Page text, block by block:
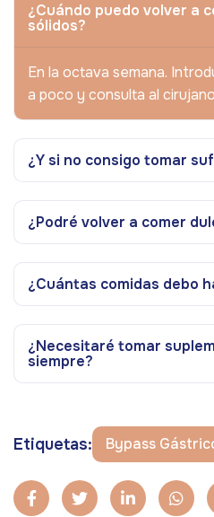
¿Cuándo puedo volver a
sólidos?
En la octava semana.
a poco y consulta al
¿Y si no consigo tomar
¿Podré volver a comer
¿Cuántas comidas debo
¿Necesitaré tomar
siempre?
Etiquetas: Bypass